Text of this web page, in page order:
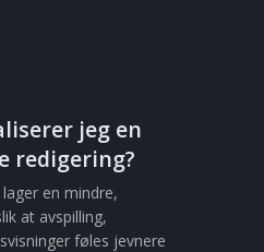
jeg en
redigering?
en mindre,
at avspilling,
føles jevnere